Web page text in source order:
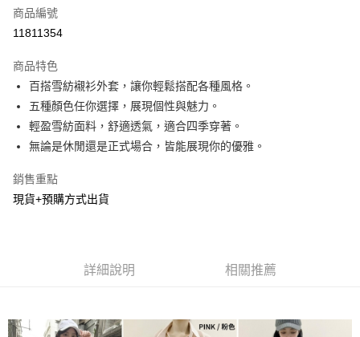
超商取貨付款
Apple Pay
街口支付
悠遊付
Google Pay
AFTEE先享後付
商品編號
11811354
商品特色
百搭雪紡襯衫外套，讓你輕鬆搭配各種風格。
五種顏色任你選擇，展現個性與魅力。
輕盈雪紡面料，舒適透氣，適合四季穿著。
無論是休閒還是正式場合，皆能展現你的優雅。
銷售重點
現貨+預購方式出貨
詳細說明 相關推薦